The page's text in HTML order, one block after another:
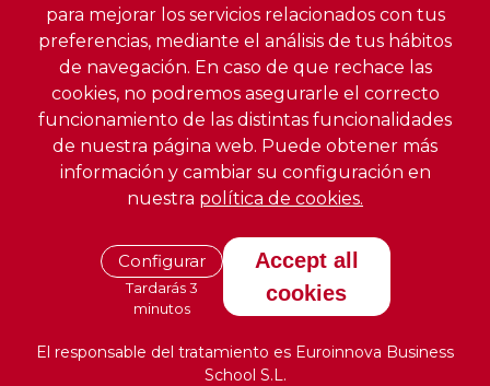
para mejorar los servicios relacionados con tus
preferencias, mediante el análisis de tus hábitos
de navegación. En caso de que rechace las
cookies, no podremos asegurarle el correcto
funcionamiento de las distintas funcionalidades
de nuestra página web. Puede obtener más
información y cambiar su configuración en
nuestra política de cookies.
Configurar
Tardarás 3
minutos
Accept all
cookies
El responsable del tratamiento es Euroinnova Business
School S.L.